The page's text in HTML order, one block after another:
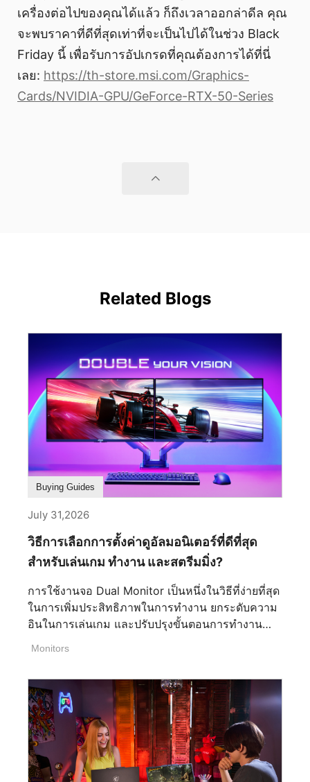
เครื่องต่อไปของคุณได้แล้ว ก็ถึงเวลาออกล่าดีล คุณ
จะพบราคาที่ดีที่สุดเท่าที่จะเป็นไปได้ในช่วง Black
Friday นี้ เพื่อรับการอัปเกรดที่คุณต้องการได้ที่นี่
เลย: https://th-store.msi.com/Graphics-
Cards/NVIDIA-GPU/GeForce-RTX-50-Series
Related Blogs
Buying Guides
July 31,2026
วิธีการเลือกการตั้งค่าดูอัลมอนิเตอร์ที่ดีที่สุด
สำหรับเล่นเกม ทำงาน และสตรีมมิ่ง?
การใช้งานจอ Dual Monitor เป็นหนึ่งในวิธีที่ง่ายที่สุด
ในการเพิ่มประสิทธิภาพในการทำงาน ยกระดับความ
อินในการเล่นเกม และปรับปรุงขั้นตอนการทำงาน
จอมากขึ้น ทำหลายอย่างพร้อมกันได้ลื่นไหลยิ่งขึ้น
และมอบประสบการณ์โดยรวมที่ดีกว่าสำหรับคุณ
อย่างไรก็ตาม การเลือกชุดจอภาพคู่ที่ดีที่สุดนั้นมีราย
ละเอียดมากกว่าการแค่นำจอภาพสองจอมาวางไว้ข้าง
กัน ปัจจัยต่างๆ เช่น ขนาดหน้าจอ ความละเอียด อัตรา
การรีเฟรช เทคโนโลยีพาเนล และการเชื่อมต่อ ล้วนมี
Monitors